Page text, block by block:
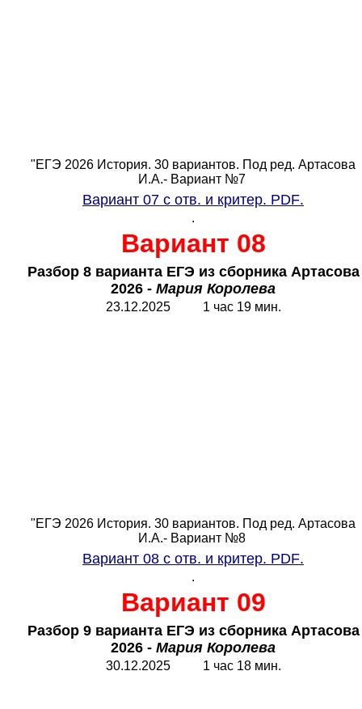
"ЕГЭ 2026 История. 30 вариантов. Под ред. Артасова
И.А.- Вариант №7
Вариант 07 с отв. и критер. PDF.
.
Вариант 08
Разбор 8 варианта ЕГЭ из сборника Артасова
2026 - Мария Королева
23.12.2025 1 час 19 мин.
"ЕГЭ 2026 История. 30 вариантов. Под ред. Артасова
И.А.- Вариант №8
Вариант 08 с отв. и критер. PDF.
.
Вариант 09
Разбор 9 варианта ЕГЭ из сборника Артасова
2026 - Мария Королева
30.12.2025 1 час 18 мин.